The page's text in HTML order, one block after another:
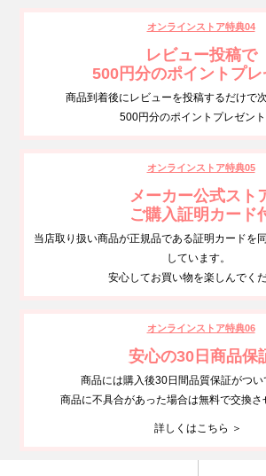
オンラインストア特典04
レビュー投稿で
500円分のポイントプレ
商品到着後にレビューを投稿するだけで
500円分のポイントプレゼント
オンラインストア特典05
メーカー公式スト
ご購入証明カード
当店取り扱い商品が正規品である証明カードを
しています。
安心してお買い物を楽しんでく
オンラインストア特典06
安心の30日商品保
商品には購入後30日間品質保証がつい
商品に不具合があった場合は無料で交換さ
詳しくはこちら ＞